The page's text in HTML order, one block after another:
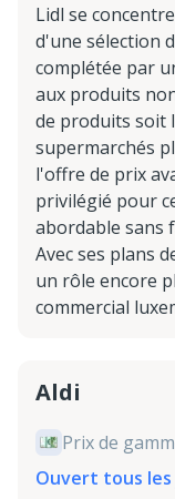
Lidl se
d'une sélection
complétée par
aux produits
de produits soit
supermarchés
l'offre de prix
privilégié pour
abordable sans
Avec ses plans
un rôle encore
commercial
Aldi
Prix de
Ouvert tous